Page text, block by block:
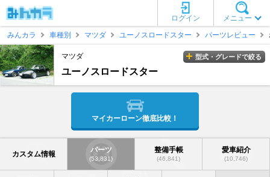
メニュー
ログイン
みんカラ
車種別 マツダ ユーノスロードスター パーツレビュー
マツダ
ユーノスロードスター
型式・グレードで絞る
マイカーローン徹底比較！
カスタム情報 パーツ
(53,831)
整備手帳
(46,841)
愛車紹介
(10,746)